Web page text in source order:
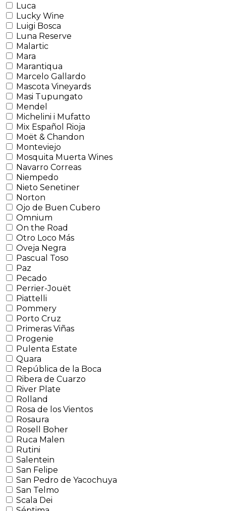
Luca
Lucky Wine
Luigi Bosca
Luna Reserve
Malartic
Mara
Marantiqua
Marcelo Gallardo
Mascota Vineyards
Masi Tupungato
Mendel
Michelini i Mufatto
Mix Español Rioja
Moët & Chandon
Monteviejo
Mosquita Muerta Wines
Navarro Correas
Niempedo
Nieto Senetiner
Norton
Ojo de Buen Cubero
Omnium
On the Road
Otro Loco Más
Oveja Negra
Pascual Toso
Paz
Pecado
Perrier-Jouët
Piattelli
Pommery
Porto Cruz
Primeras Viñas
Progenie
Pulenta Estate
Quara
República de la Boca
Ribera de Cuarzo
River Plate
Rolland
Rosa de los Vientos
Rosaura
Rosell Boher
Ruca Malen
Rutini
Salentein
San Felipe
San Pedro de Yacochuya
San Telmo
Scala Dei